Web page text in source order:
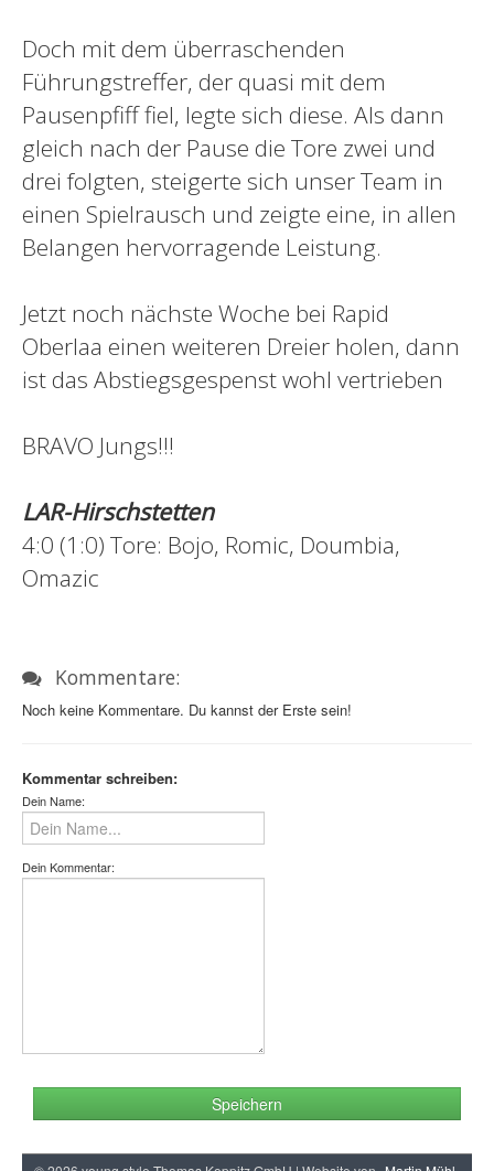
Doch mit dem überraschenden
Führungstreffer, der quasi mit dem
Pausenpfiff fiel, legte sich diese. Als dann
gleich nach der Pause die Tore zwei und
drei folgten, steigerte sich unser Team in
einen Spielrausch und zeigte eine, in allen
Belangen hervorragende Leistung.
Jetzt noch nächste Woche bei Rapid
Oberlaa einen weiteren Dreier holen, dann
ist das Abstiegsgespenst wohl vertrieben
BRAVO Jungs!!!
LAR-Hirschstetten
4:0 (1:0) Tore: Bojo, Romic, Doumbia,
Omazic
Kommentare:
Noch keine Kommentare. Du kannst der Erste sein!
Kommentar schreiben:
Dein Name:
Dein Kommentar:
Speichern